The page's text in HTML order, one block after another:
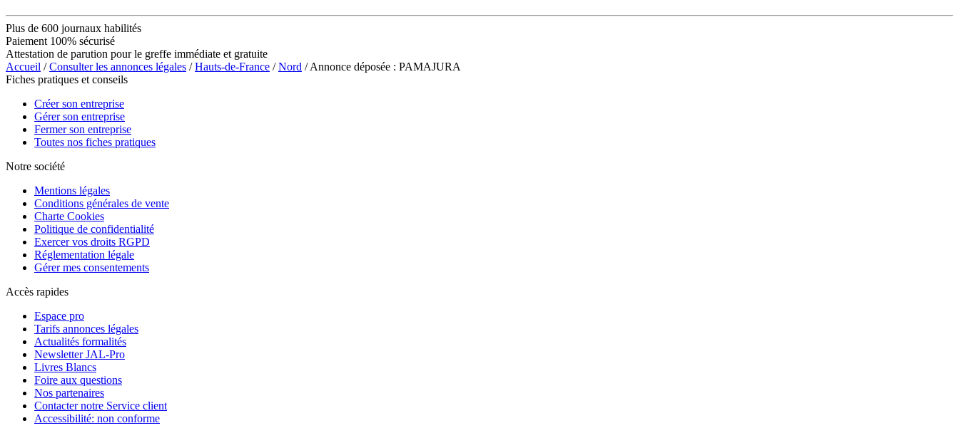
Plus de 600 journaux habilités
Paiement 100% sécurisé
Attestation de parution pour le greffe immédiate et gratuite
Accueil /Consulter les annonces légales /Hauts-de-France /Nord / Annonce déposée : PAMAJURA
Fiches pratiques et conseils
Créer son entreprise
Gérer son entreprise
Fermer son entreprise
Toutes nos fiches pratiques
Notre société
Mentions légales
Conditions générales de vente
Charte Cookies
Politique de confidentialité
Exercer vos droits RGPD
Réglementation légale
Gérer mes consentements
Accès rapides
Espace pro
Tarifs annonces légales
Actualités formalités
Newsletter JAL-Pro
Livres Blancs
Foire aux questions
Nos partenaires
Contacter notre Service client
Accessibilité: non conforme